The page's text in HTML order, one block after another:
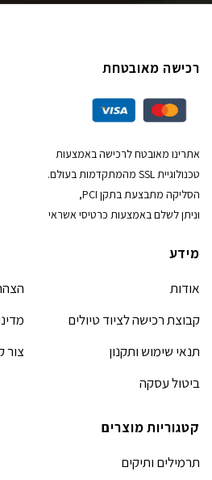
רכישה מאובטחת
אתרינו מאובטח לרכישה באמצעות
טכנולוגיית SSL מהמתקדמות בעולם.
הסליקה מתבצעת בתקן PCI,
וניתן לשלם באמצעות כרטיסי אשראי
מידע
אודות
קבוצת רכישה לציוד טיולים
תנאי שימוש ותקנון
ביטול עסקה
צור
קטגוריות מוצרים
תרמילים ותיקים